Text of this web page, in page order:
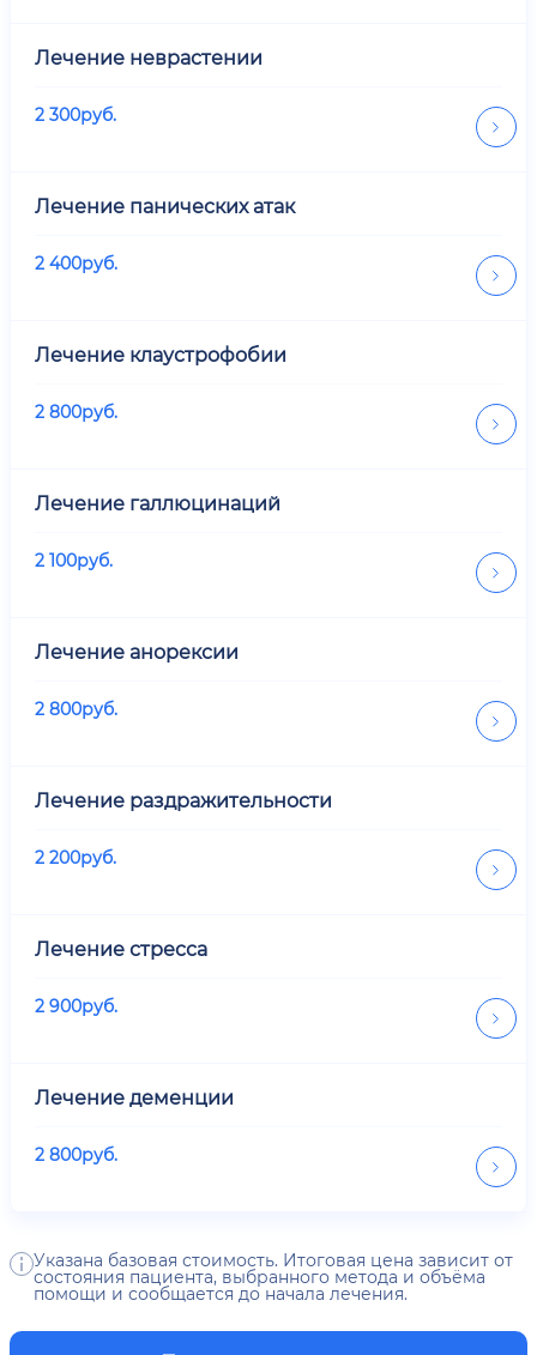
Лечение неврастении
2 300руб.
Лечение панических атак
2 400руб.
Лечение клаустрофобии
2 800руб.
Лечение галлюцинаций
2 100руб.
Лечение анорексии
2 800руб.
Лечение раздражительности
2 200руб.
Лечение стресса
2 900руб.
Лечение деменции
2 800руб.
Указана базовая стоимость. Итоговая цена зависит от
состояния пациента, выбранного метода и объёма
помощи и сообщается до начала лечения.